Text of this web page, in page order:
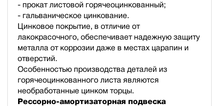
- прокат листовой горячеоцинкованный;
- гальваническое цинкование.
Цинковое покрытие, в отличие от
лакокрасочного, обеспечивает надежную защиту
металла от коррозии даже в местах царапин и
отверстий.
Особенностью производства деталей из
горячеоцинкованного листа являются
необработанные цинком торцы.
Рессорно-амортизаторная подвеска